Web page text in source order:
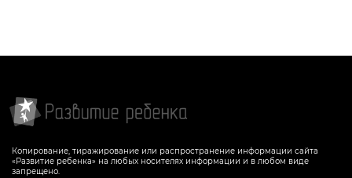
Копирование, тиражирование или распространение информации сайта
«Развитие ребенка» на любых носителях информации и в любом виде
запрещено.